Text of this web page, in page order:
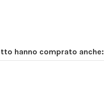
hanno comprato anche: